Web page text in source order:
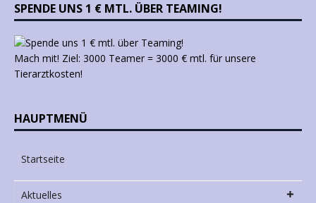
SPENDE UNS 1 € MTL. ÜBER TEAMING!
Mach mit! Ziel: 3000 Teamer = 3000 € mtl. für unsere
Tierarztkosten!
HAUPTMENÜ
Startseite
Aktuelles